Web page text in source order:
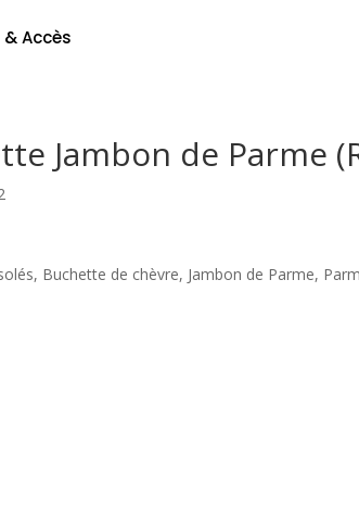
Accès
Jambon de Parme
Buchette de chèvre, Jambon de Parme,